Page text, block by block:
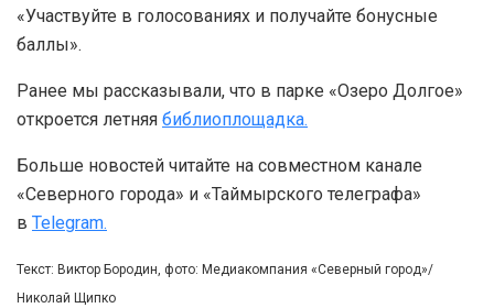
«Участвуйте в голосованиях и получайте бонусные
баллы».
Ранее мы рассказывали, что в парке «Озеро Долгое»
откроется летняя библиоплощадка.
Больше новостей читайте на совместном канале
«Северного города» и «Таймырского телеграфа»
в Telegram.
Текст: Виктор Бородин, фото: Медиакомпания «Северный город»/
Николай Щипко